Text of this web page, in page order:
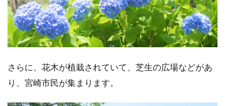
さらに、花木が植栽されていて、芝生の広場などがあ
り、宮崎市民が集まります。